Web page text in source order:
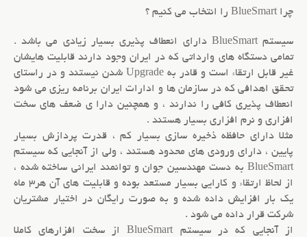
چرا BlueSmart را انتخاب مي کنيم ؟
سيستم BlueSmart داراي انعطاف پذيري بسيار زيادي مي باشد .
تمامي دستگاه هاي وارداتي که در ايران وجود دارند قابليت هايشان
غير قابل ارتقاء است و قادر به Upgrade شدن نيستند و در راستاي
تحقق اهدافي که در سازمان ها و ادارات ايران برنامه ريزي مي شود
انعطاف پذيري کافي را ندارند ، و همچنين دارا ي ضعف هاي سخت
افزاري و نرم افزاري بسيار هستند .
مثلا داراي حافظه ذخيره سازي بسيار کم ، قدرت پردازش بسيار
پايين ، داراي ورودي هاي محدود هستند ، ولي از آنجايي که سيستم
BlueSmart به دست مهندسين جوان و توانمند ايراني ساخته شده ،
از لحاظ ارتقاء
و کارايي بسيار مستعد بوده و قابليت هاي آن هر3 ماه
يک بار افزايش داده شده و به صورت رايگان در اختيار مشتريان
شرکت قرار داده مي شود .
از آنجايي که در سيستم BlueSmart از سخت افزارهاي کاملا